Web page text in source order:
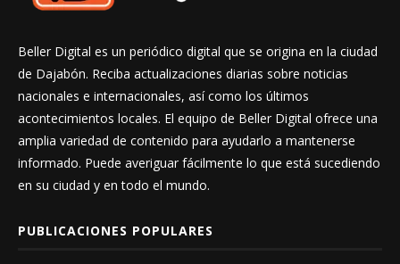
Beller Digital es un periódico digital que se origina en la ciudad
de Dajabón. Reciba actualizaciones diarias sobre noticias
nacionales e internacionales, así como los últimos
acontecimientos locales. El equipo de Beller Digital ofrece una
amplia variedad de contenido para ayudarlo a mantenerse
informado. Puede averiguar fácilmente lo que está sucediendo
en su ciudad y en todo el mundo.
PUBLICACIONES POPULARES